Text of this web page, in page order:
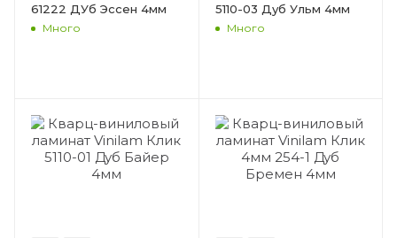
61222 ДУб Эссен 4мм
Много
5110-03 Дуб Ульм 4мм
Много